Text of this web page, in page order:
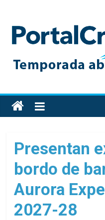
content
Toda
la
de
cruceros
un
solo
sitio
Presentan
bordo de
Aurora
2027-28